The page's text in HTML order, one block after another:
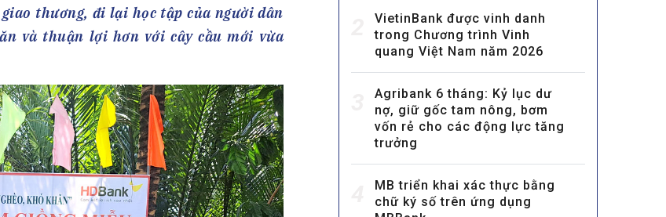
TUYỂN DỤNG
MULTIMEDIA
Video
thương, đi lại học tập của người dân
và thuận lợi hơn với cây cầu mới vừa
VietinBank được vinh danh
trong Chương trình Vinh
quang Việt Nam năm 2026
Agribank 6 tháng: Kỷ lục dư
nợ, giữ gốc tam nông, bơm
vốn rẻ cho các động lực tăng
trưởng
MB triển khai xác thực bằng
chữ ký số trên ứng dụng